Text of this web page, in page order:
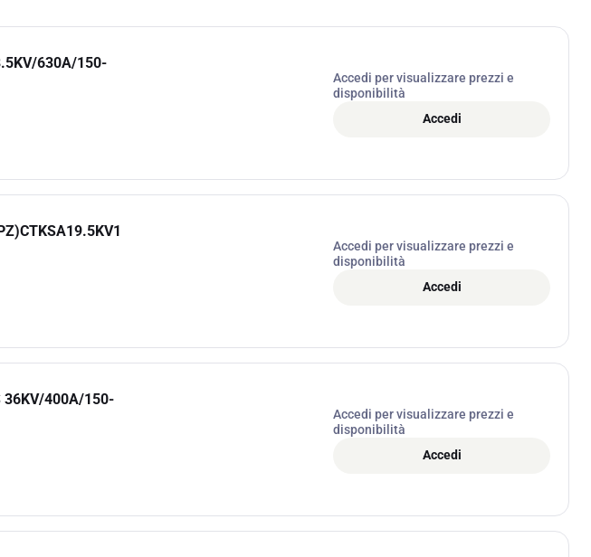
630A/150-
Accedi per visualizzare prezzi e
disponibilità
Accedi
Accedi per visualizzare prezzi e
disponibilità
Accedi
36KV/400A/150-
Accedi per visualizzare prezzi e
disponibilità
Accedi